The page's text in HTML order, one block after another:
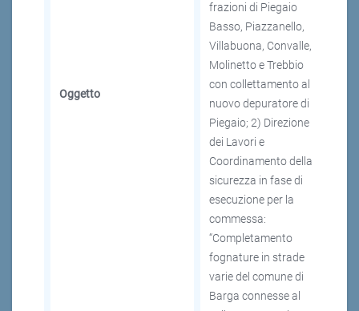
Oggetto
frazioni di Piegaio
Basso, Piazzanello,
Villabuona, Convalle,
Molinetto e Trebbio
con collettamento al
nuovo depuratore di
Piegaio; 2) Direzione
dei Lavori e
Coordinamento della
sicurezza in fase di
esecuzione per la
commessa:
“Completamento
fognature in strade
varie del comune di
Barga connesse al